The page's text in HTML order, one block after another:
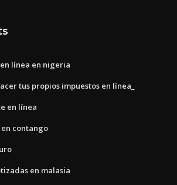
línea en nigeria
tus propios impuestos en línea_
en línea
contango
en malasia